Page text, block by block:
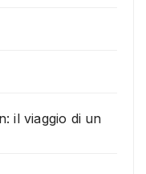
il viaggio di un